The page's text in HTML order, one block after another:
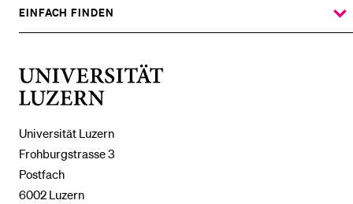
Universität Luzern
Frohburgstrasse 3
Postfach
6002 Luzern
UNTERMENÜ
EINFACH FINDEN
ZEIGE
DAS